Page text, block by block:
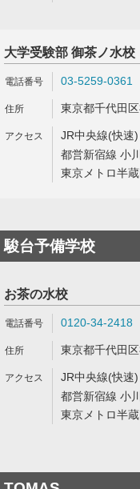
大学受験部 御茶ノ水校
03-5259-0361
東京都千代田
JR中央線(快速
都営新宿線 小
東京メトロ半
駿台予備学校
お茶の水校
0120-34-2418
東京都千代田
JR中央線(快速
都営新宿線 小
東京メトロ半